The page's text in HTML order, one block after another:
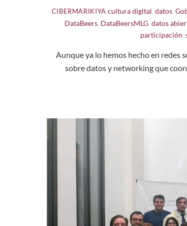
CIBERMARIKIYA cultura digital ,datos ,
DataBeers DataBeersMLG ,datos
participación
Aunque ya lo hemos hecho en redes
sobre datos y networking que